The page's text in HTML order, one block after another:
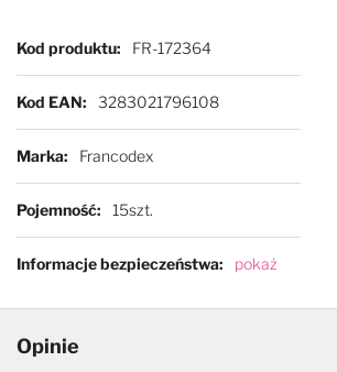
Więcej informacji
Kod produktu FR-172364
Kod EAN 3283021796108
Marka Francodex
Pojemność 15szt.
Informacje bezpieczeństwa pokaż
Opinie